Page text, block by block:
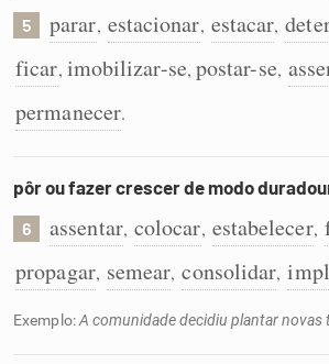
5 parar, estacionar, estacar,
ficar, imobilizar-se, postar-se,
permanecer.
pôr ou fazer crescer de modo
6 assentar, colocar, estabelecer,
propagar, semear, consolidar,
Exemplo:A comunidade decidiu plantar novas